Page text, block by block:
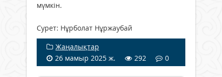
мүмкін.
Сурет: Нұрболат Нұржаубай
Жаңалықтар
26 мамыр 2025 ж.
292 0